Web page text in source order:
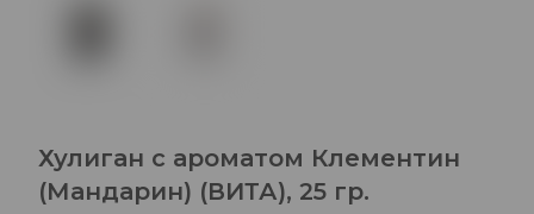
Хулиган с ароматом Клементин
(Мандарин) (ВИТА), 25 гр.